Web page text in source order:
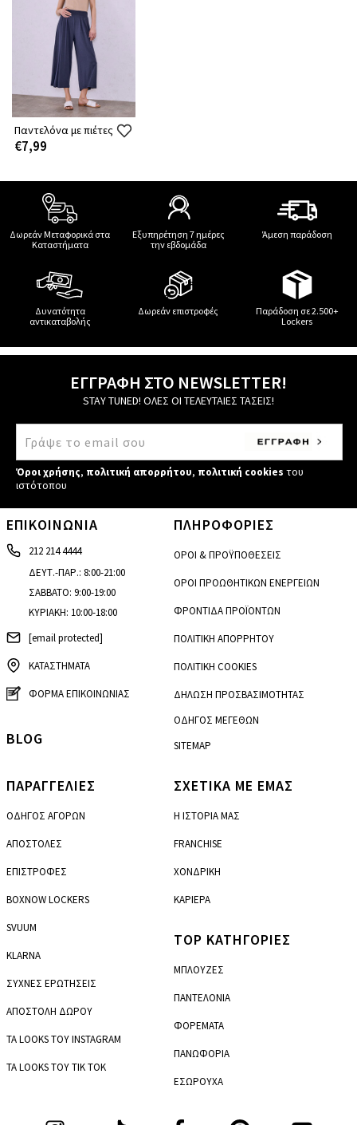
Παντελόνα με πιέτες
€7,99
Δωρεάν Μεταφορικά στα
Καταστήματα
Εξυπηρέτηση 7 ημέρες
την εβδομάδα
Άμεση παράδοση
Δυνατότητα
αντικαταβολής
Δωρεάν επιστροφές
Παράδοση σε 2.500+
Lockers
ΕΓΓΡΑΦΗ ΣΤΟ NEWSLETTER!
STAY TUNED! ΟΛΕΣ ΟΙ ΤΕΛΕΥΤΑΙΕΣ ΤΑΣΕΙΣ!
Όροι χρήσης, πολιτική απορρήτου, πολιτική cookies του
ιστότοπου
ΕΠΙΚΟΙΝΩΝΙΑ
212 214 4444
ΔΕΥΤ.-ΠΑΡ.: 8:00-21:00
ΣΑΒΒΑΤΟ: 9:00-19:00
ΚΥΡΙΑΚΗ: 10:00-18:00
[email protected]
ΚΑΤΑΣΤΗΜΑΤΑ
ΦΟΡΜΑ ΕΠΙΚΟΙΝΩΝΙΑΣ
ΠΑΡΑΓΓΕΛΙΕΣ
ΟΔΗΓΟΣ ΑΓΟΡΩΝ
ΑΠΟΣΤΟΛΕΣ
ΕΠΙΣΤΡΟΦΕΣ
BOXNOW LOCKERS
SVUUM
KLARNA
ΣΥΧΝΕΣ ΕΡΩΤΗΣΕΙΣ
ΑΠΟΣΤΟΛΗ ΔΩΡΟΥ
ΤΑ LOOKS ΤΟΥ INSTAGRAM
ΤΑ LOOKS ΤΟΥ TIK TOK
ΠΛΗΡΟΦΟΡΙΕΣ
ΟΡΟΙ & ΠΡΟΫΠΟΘΕΣΕΙΣ
ΟΡΟΙ ΠΡΟΩΘΗΤΙΚΩΝ ΕΝΕΡΓΕΙΩΝ
ΦΡΟΝΤΙΔΑ ΠΡΟΪΟΝΤΩΝ
ΠΟΛΙΤΙΚΗ ΑΠΟΡΡΗΤΟΥ
ΠΟΛΙΤΙΚΗ COOKIES
ΔΗΛΩΣΗ ΠΡΟΣΒΑΣΙΜΟΤΗΤΑΣ
ΟΔΗΓΟΣ ΜΕΓΕΘΩΝ
SITEMAP
ΣΧΕΤΙΚΑ ΜΕ ΕΜΑΣ
Η ΙΣΤΟΡΙΑ ΜΑΣ
FRANCHISE
ΧΟΝΔΡΙΚΗ
ΚΑΡΙΕΡΑ
TOP ΚΑΤΗΓΟΡΙΕΣ
ΜΠΛΟΥΖΕΣ
ΠΑΝΤΕΛΟΝΙΑ
ΦΟΡΕΜΑΤΑ
ΠΑΝΩΦΟΡΙΑ
ΕΣΩΡΟΥΧΑ
BLOG